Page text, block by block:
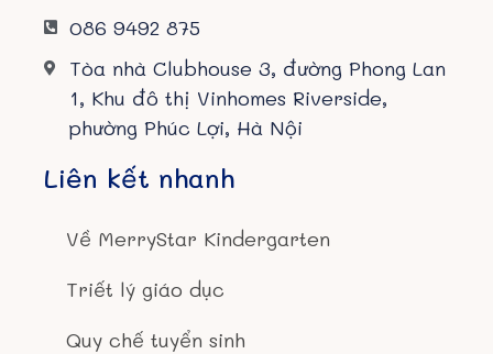
086 9492 875
Tòa nhà Clubhouse 3, đường Phong Lan
1, Khu đô thị Vinhomes Riverside,
phường Phúc Lợi, Hà Nội
Liên kết nhanh
Về MerryStar Kindergarten
Triết lý giáo dục
Quy chế tuyển sinh